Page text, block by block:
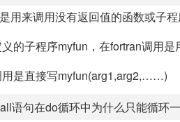
用来调用没有返回值的函数或子
的子程序myfun，在fortran调用
用是直接写myfun(arg1,arg2,……)
语句在do循环中为什么只能循环